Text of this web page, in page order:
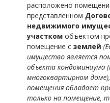
расположено
представленном
недвижимого
участком объектом
помещение с землей
имущество является
объекта кондоминиума
многоквартирном доме),
помещения обладает
только на помещение,